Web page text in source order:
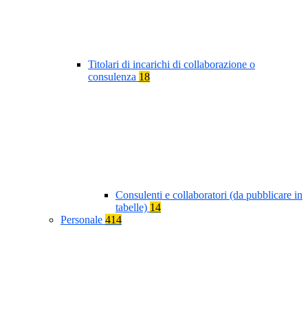
Titolari di incarichi di collaborazione o
consulenza 18
Consulenti e collaboratori (da pubblicare in
tabelle) 14
Personale 414